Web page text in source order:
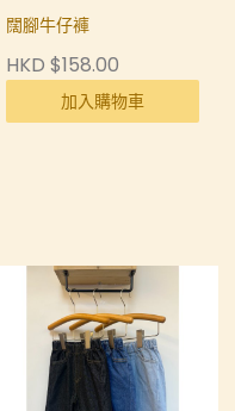
闊腳牛仔褲
HKD $158.00
加入購物車